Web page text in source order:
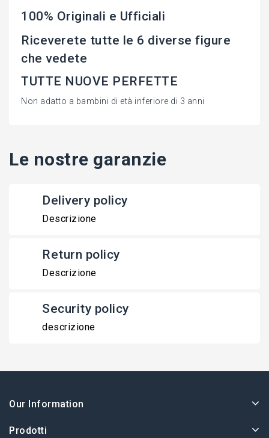
100% Originali e Ufficiali
Riceverete tutte le 6 diverse figure
che vedete
TUTTE NUOVE PERFETTE
Non adatto a bambini di età inferiore di 3 anni
Le nostre garanzie
Delivery policy
Descrizione
Return policy
Descrizione
Security policy
descrizione
Our Information
Prodotti